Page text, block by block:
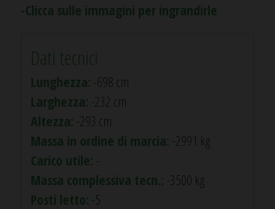
-Clicca sulle immagini per ingrandirle
Dati tecnici
Lunghezza: -698 cm
Larghezza: -232 cm
Altezza: -293 cm
Massa in ordine di marcia: -2991 kg
Carico utile: -
Massa complessiva tecn.: -3500 kg
Posti letto: -5